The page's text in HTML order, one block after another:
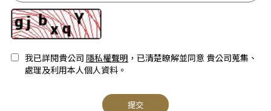
我已詳閱貴公司 隱私權聲明 ，已清楚瞭解並同意 貴公司蒐集、
處理及利用本人個人資料。
提交